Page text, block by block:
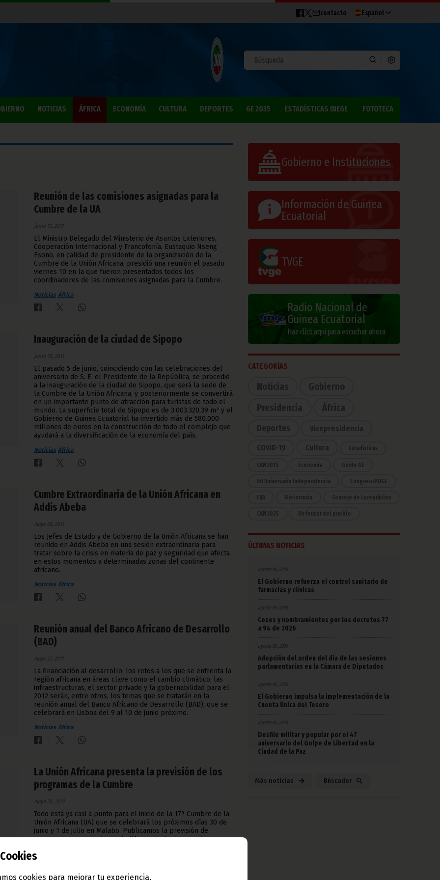
Cookies
cookies para mejorar tu experiencia.
contacto Español
NOTICIAS ÁFRICA ECONOMÍA CULTURA DEPORTES GE 2035 ESTADÍSTICAS INEGE FOTOTECA
Reunión de las comisiones asignadas para la
Cumbre de la UA
junio 13, 2011
El Ministro Delegado del Ministerio de Asuntos Exteriores,
Cooperación Internacional y Francofonía, Eustaquio Nseng
Esono, en calidad de presidente de la organización de la
Cumbre de la Unión Africana, presidió una reunión el pasado
viernes 10 en la que fueron presentados todos los
coordinadores de las comisiones asignadas para la Cumbre.
Noticias África
Inauguración de la ciudad de Sipopo
junio 10, 2011
El pasado 5 de junio, coincidiendo con las celebraciones del
aniversario de S. E. el Presidente de la República, se procedió
a la inauguración de la ciudad de Sipopo, que será la sede de
la Cumbre de la Unión Africana, y posteriormente se convertirá
en un importante punto de atracción para turistas de todo el
mundo. La superficie total de Sipopo es de 3.003.320,39 m² y el
Gobierno de Guinea Ecuatorial ha invertido más de 580.000
millones de euros en la construcción de todo el complejo que
ayudará a la diversificación de la economía del país.
Noticias África
Cumbre Extraordinaria de la Unión Africana en
Addis Abeba
mayo 28, 2011
Los Jefes de Estado y de Gobierno de la Unión Africana se han
reunido en Addis Abeba en una sesión extraordinaria para
tratar sobre la crisis en materia de paz y seguridad que afecta
en estos momentos a determinadas zonas del continente
africano.
Noticias África
Reunión anual del Banco Africano de Desarrollo
(BAD)
mayo 27, 2011
La financiación al desarrollo, los retos a los que se enfrenta la
región africana en áreas clave como el cambio climático, las
infraestructuras, el sector privado y la gobernabilidad para el
2012 serán, entre otros, los temas que se tratarán en la
reunión anual del Banco Africano de Desarrollo (BAD), que se
celebrará en Lisboa del 9 al 10 de junio próximo.
Noticias África
La Unión Africana presenta la previsión de los
programas de la Cumbre
mayo 26, 2011
Todo está ya casi a punto para el inicio de la 17ª Cumbre de la
Unión Africana (UA) que se celebrará los próximos días 30 de
junio y 1 de julio en Malabo. Publicamos la previsión de
programas presentada por la UA para todas las reuniones que
Guinea Ecuatorial.
Gobierno e Instituciones
Información de Guinea
Ecuatorial
TVGE
Radio Nacional de
Guinea Ecuatorial
Haz click aquí para escuchar ahora
CATEGORÍAS
Noticias
Gobierno
Presidencia
África
Deportes Vicepresidencia
COVID-19 Cultura Estadísticas
CAN 2015 Economía Gente GE
50 Aniversario Independencia CongresoPDGE
FIJA Bielorrusia Consejo de la república
CAN 2025 Defensor del pueblo
ÚLTIMAS NOTICIAS
agosto 06, 2026
El Gobierno refuerza el control sanitario de
farmacias y clínicas
agosto 06, 2026
Ceses y nombramientos por los decretos 77
a 94 de 2026
agosto 05, 2026
Adopción del orden del día de las sesiones
parlamentarias en la Cámara de Diputados
agosto 05, 2026
El Gobierno impulsa la implementación de la
Cuenta Única del Tesoro
agosto 04, 2026
Desfile militar y popular por el 47
aniversario del Golpe de Libertad en la
Ciudad de la Paz
Más noticias Búscador